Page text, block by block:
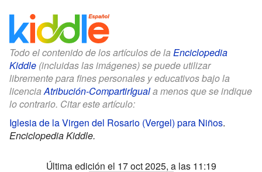
Todo el contenido de los artículos de la Enciclopedia
Kiddle (incluidas las imágenes) se puede utilizar
libremente para fines personales y educativos bajo la
licenciaAtribución-CompartirIguala menos que se indique
lo contrario. Citar este artículo:
Iglesia de la Virgen del Rosario (Vergel) para Niños.
Enciclopedia Kiddle.
Última edición el 17 oct 2025, a las 11:19